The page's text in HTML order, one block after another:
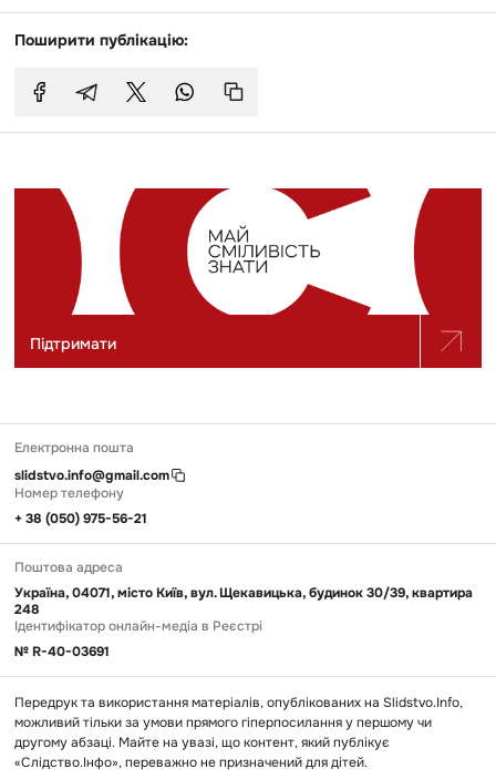
Поширити публікацію:
Підтримати
Передрук та використання матеріалів, опублікованих на Slidstvo.Info,
можливий тільки за умови прямого гіперпосилання у першому чи
другому абзаці. Майте на увазі, що контент, який публікує
«Слідство.Інфо», переважно не призначений для дітей.
Електронна пошта
slidstvo.info@gmail.com
Номер телефону
+ 38 (050) 975-56-21
Поштова адреса
Україна, 04071, місто Київ, вул. Щекавицька, будинок 30/39, квартира
248
Ідентифікатор онлайн-медіа в Реєстрі
№ R-40-03691